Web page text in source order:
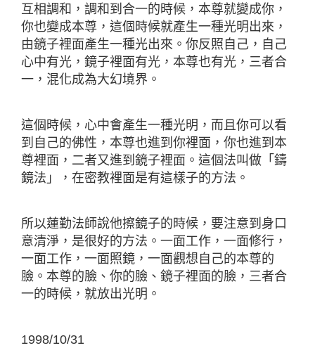
互相調和，調和到合一的時候，本尊就變成你，
你也變成本尊，這個時候就產生一種光明出來，
由鏡子裡面產生一種光出來。你反照自己，自己
心中有光，鏡子裡面有光，本尊也有光，三者合
一，混化成為大幻境界。
這個時候，心中會產生一種光明，而且你可以看
到自己的佛性，本尊也進到你裡面，你也進到本
尊裡面，二者又進到鏡子裡面。這個法叫做「鑄
鏡法」，在密教裡面是有這樣子的方法。
所以蓮勤法師說他擦鏡子的時候，要注意到身口
意清淨，是很好的方法。一面工作，一面修行，
一面工作，一面照鏡，一面觀想自己的本尊的
臉。本尊的臉、你的臉、鏡子裡面的臉，三者合
一的時候，就放出光明。
1998/10/31